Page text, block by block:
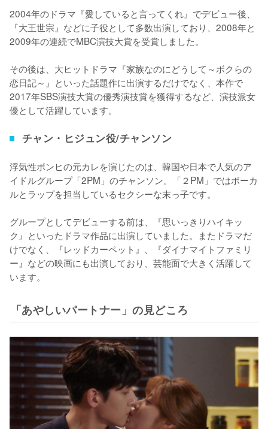
2004年のドラマ『愛していると言ってくれ』でデビュー後、
『大王世宗』などに子役として多数出演しており、2008年と
2009年の連続でMBC演技大賞を受賞しました。
その後は、大ヒットドラマ『家族なのにどうして～ボクらの
恋日記～』といった話題作に出演するだけでなく、本作で
2017年SBS演技大賞の優秀演技賞を獲得するなど、演技派女
優として活躍しています。
チャン・ヒジュン役/チャンソン
浮気性ボンヒの元カレを演じたのは、韓国や日本で人気のア
イドルグループ「2PM」のチャンソン。「２PM」ではボーカ
ルとラップを担当しているセクシーな末っ子です。
グループとしてデビューする前は、『思いっきりハイキッ
ク』といったドラマ作品に出演していました。またドラマだ
けでなく、『レッドカーペット』、『ダイナマイトファミリ
ー』などの映画にも出演しており、芸能面で大きく活躍して
います。
「あやしいパートナー」の見どころ